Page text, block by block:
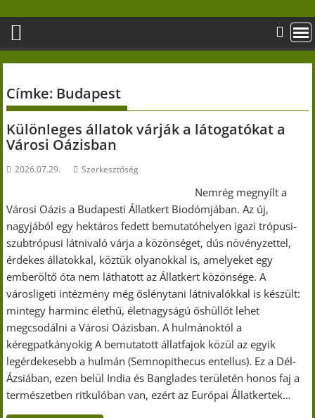
content
Címke: Budapest
Különleges állatok várják a látogatókat a
Városi Oázisban
2026.07.29. Szerkesztőség
Nemrég megnyílt a
Városi Oázis a Budapesti Állatkert Biodómjában. Az új,
nagyjából egy hektáros fedett bemutatóhelyen igazi trópusi-
szubtrópusi látnivaló várja a közönséget, dús növényzettel,
érdekes állatokkal, köztük olyanokkal is, amelyeket egy
emberöltő óta nem láthatott az Állatkert közönsége. A
városligeti intézmény még őslénytani látnivalókkal is készült:
mintegy harminc élethű, életnagyságú őshüllőt lehet
megcsodálni a Városi Oázisban. A hulmánoktól a
kéregpatkányokig A bemutatott állatfajok közül az egyik
legérdekesebb a hulmán (Semnopithecus entellus). Ez a Dél-
Ázsiában, ezen belül India és Banglades területén honos faj a
természetben ritkulóban van, ezért az Európai Állatkertek…